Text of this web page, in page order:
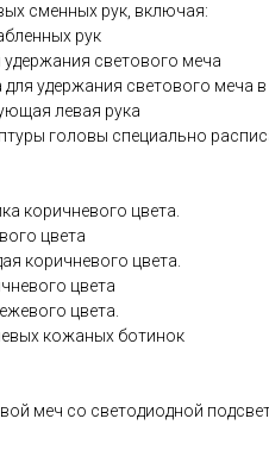
сменных рук, включая:
рук
удержания светового меча
для удержания светового меча
левая рука
головы специально
коричневого цвета.
цвета
коричневого цвета.
цвета
цвета.
кожаных ботинок
меч со светодиодной